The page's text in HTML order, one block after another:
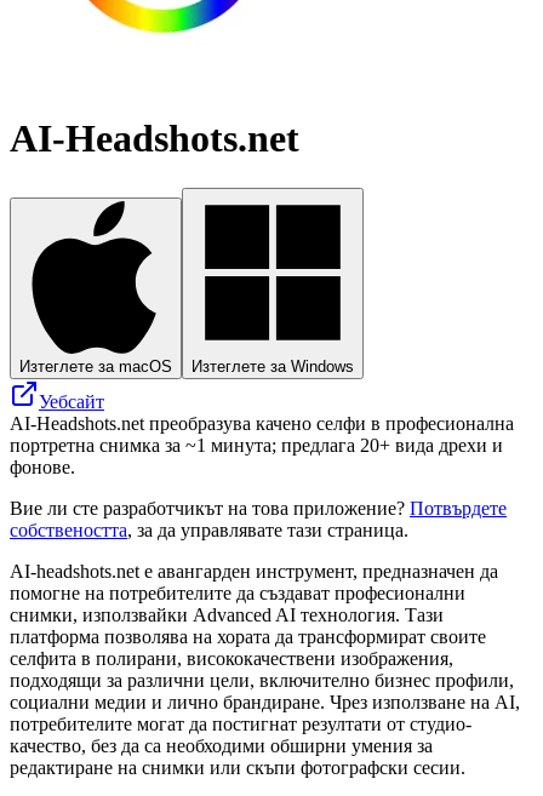
AI-Headshots.net
Изтеглете за macOS Изтеглете за Windows
Уебсайт
AI-Headshots.net преобразува качено селфи в професионална
портретна снимка за ~1 минута; предлага 20+ вида дрехи и
фонове.
Вие ли сте разработчикът на това приложение? Потвърдете
собствеността, за да управлявате тази страница.
AI-headshots.net е авангарден инструмент, предназначен да
помогне на потребителите да създават професионални
снимки, използвайки Advanced AI технология. Тази
платформа позволява на хората да трансформират своите
селфита в полирани, висококачествени изображения,
подходящи за различни цели, включително бизнес профили,
социални медии и лично брандиране. Чрез използване на AI,
потребителите могат да постигнат резултати от студио-
качество, без да са необходими обширни умения за
редактиране на снимки или скъпи фотографски сесии.